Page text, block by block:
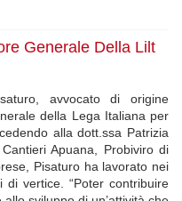
Generale Della Lilt
avvocato di origine
della Lega Italiana per
alla dott.ssa Patrizia
Apuana, Probiviro di
Pisaturo ha lavorato nei
vertice. “Poter contribuire